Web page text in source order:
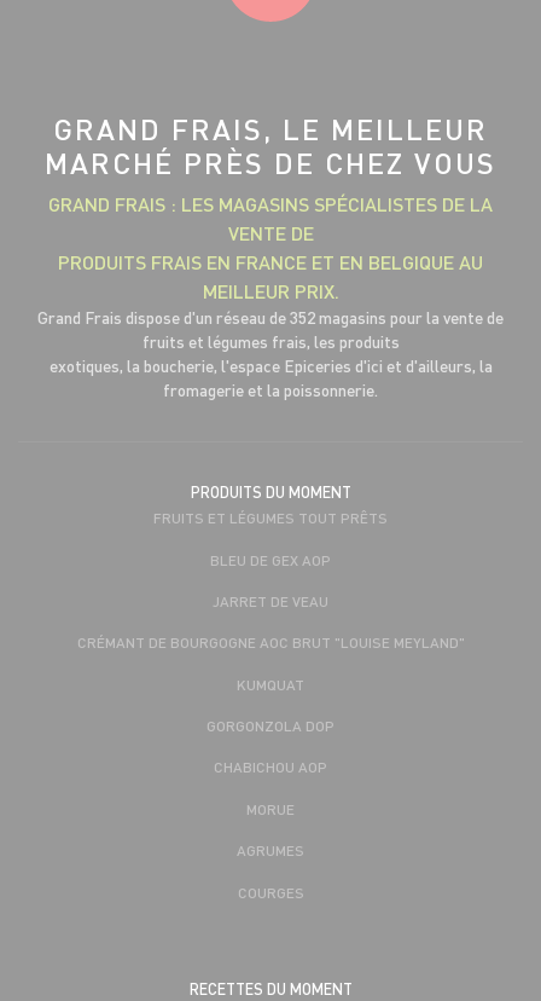
GRAND FRAIS, LE MEILLEUR
MARCHÉ PRÈS DE CHEZ VOUS
GRAND FRAIS : LES MAGASINS SPÉCIALISTES DE LA
VENTE DE
PRODUITS FRAIS EN FRANCE ET EN BELGIQUE AU
MEILLEUR PRIX.
Grand Frais dispose d'un réseau de 352 magasins pour la vente de
fruits et légumes frais, les produits
exotiques, la boucherie, l'espace Epiceries d'ici et d'ailleurs, la
fromagerie et la poissonnerie.
PRODUITS DU MOMENT
FRUITS ET LÉGUMES TOUT PRÊTS
BLEU DE GEX AOP
JARRET DE VEAU
CRÉMANT DE BOURGOGNE AOC BRUT "LOUISE MEYLAND"
KUMQUAT
GORGONZOLA DOP
CHABICHOU AOP
MORUE
AGRUMES
COURGES
RECETTES DU MOMENT